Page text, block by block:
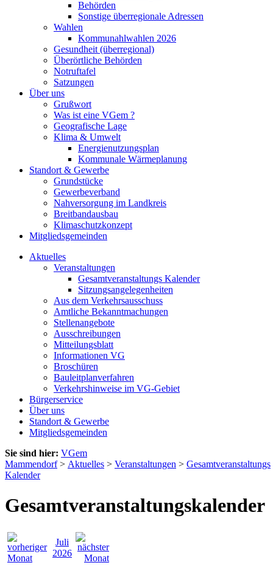
Behörden
Sonstige überregionale Adressen
Wahlen
Kommunahlwahlen 2026
Gesundheit (überregional)
Überörtliche Behörden
Notruftafel
Satzungen
Über uns
Grußwort
Was ist eine VGem ?
Geografische Lage
Klima & Umwelt
Energienutzungsplan
Kommunale Wärmeplanung
Standort & Gewerbe
Grundstücke
Gewerbeverband
Nahversorgung im Landkreis
Breitbandausbau
Klimaschutzkonzept
Mitgliedsgemeinden
Aktuelles
Veranstaltungen
Gesamtveranstaltungs Kalender
Sitzungsangelegenheiten
Aus dem Verkehrsausschuss
Amtliche Bekanntmachungen
Stellenangebote
Ausschreibungen
Mitteilungsblatt
Informationen VG
Broschüren
Bauleitplanverfahren
Verkehrshinweise im VG-Gebiet
Bürgerservice
Über uns
Standort & Gewerbe
Mitgliedsgemeinden
Sie sind hier: VGem
Mammendorf> Aktuelles > Veranstaltungen > Gesamtveranstaltungs
Kalender
Gesamtveranstaltungskalender
Juli
2026